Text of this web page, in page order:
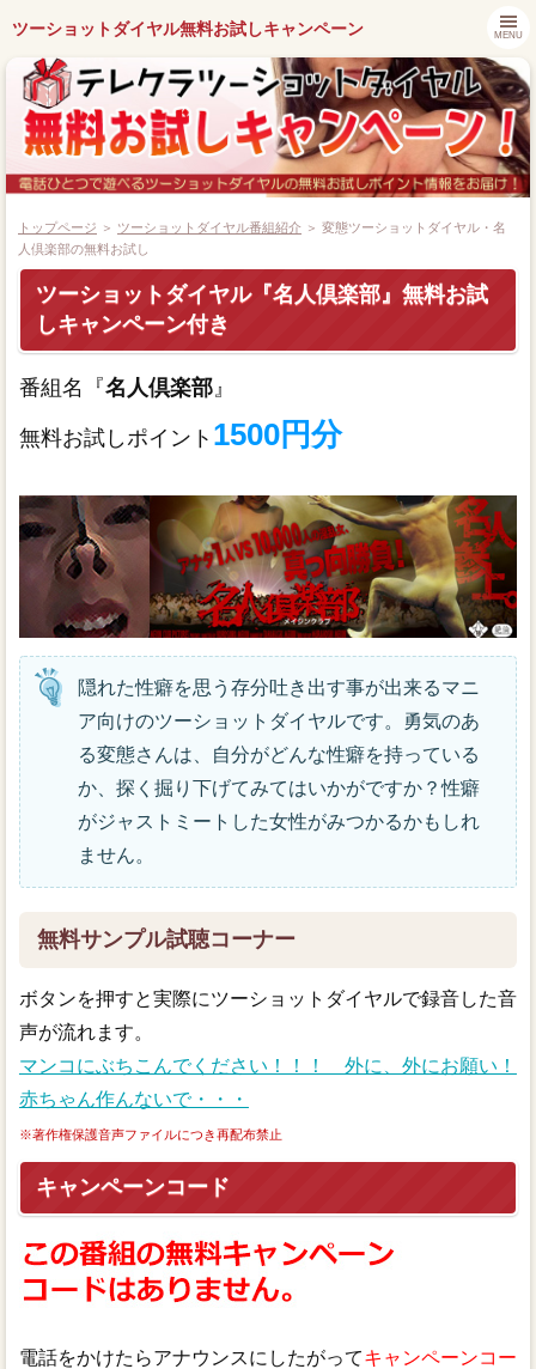
ツーショットダイヤル無料お試しキャンペーン MENU
都道府県別キャンペーン情報
アプリでツーショットダイヤル
トップページ ＞ ツーショットダイヤル番組紹介 ＞ 変態ツーショットダイヤル・名
人倶楽部の無料お試し
ツーショットダイヤル『名人倶楽部』無料お試
しキャンペーン付き
番組名『名人倶楽部』
無料お試しポイント 1500円分
隠れた性癖を思う存分吐き出す事が出来るマニ
ア向けのツーショットダイヤルです。勇気のあ
る変態さんは、自分がどんな性癖を持っている
か、探く掘り下げてみてはいかがですか？性癖
がジャストミートした女性がみつかるかもしれ
ません。
無料サンプル試聴コーナー
ボタンを押すと実際にツーショットダイヤルで録音した音
声が流れます。
マンコにぶちこんでください！！！ 外に、外にお願い！
赤ちゃん作んないで・・・
※著作権保護音声ファイルにつき再配布禁止
キャンペーンコード
電話をかけたらアナウンスにしたがってキャンペーンコー